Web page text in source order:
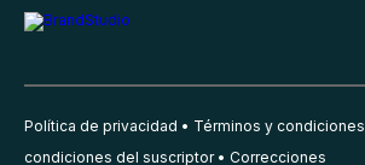
Política de privacidad Términos y condiciones
condiciones del suscriptor
Correcciones